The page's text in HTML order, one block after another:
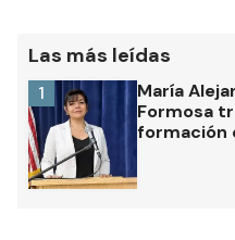
Las más leídas
María
Formosa
formación
1